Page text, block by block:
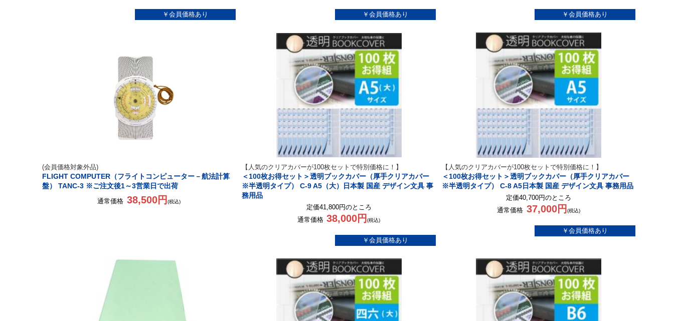
(会員価格対象外品)
FLIGHT COMPUTER（フライトコンピューター－航法計算
盤） TANC-3 ※ご注文後1～3営業日で出荷
通常価格 38,500円 (税込)
【人気のクリアカバーが100枚セットで特別価格に！】
＜100枚お得セット＞透明ブックカバー（厚手クリアカバー
※半透明タイプ） C-9 A5（大）日本製 国産 デザイン文具 事
務用品
定価41,800円のところ
通常価格 38,000円(税込)
【人気のクリアカバーが100枚セットで特別価格に！】
＜100枚お得セット＞透明ブックカバー（厚手クリアカバー
※半透明タイプ） C-8 A5日本製 国産 デザイン文具 事務用品
定価40,700円のところ
通常価格 37,000円 (税込)